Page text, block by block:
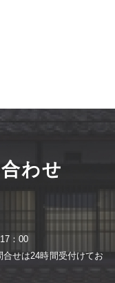
わせ
：00
せは24時間受付けてお